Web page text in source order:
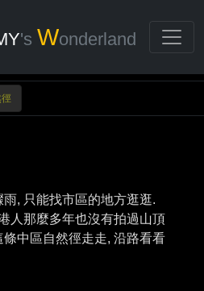
's Wonderland
, 只能找市區的地方逛逛.
人那麼多年也沒有拍過山頂
中區自然徑走走, 沿路看看